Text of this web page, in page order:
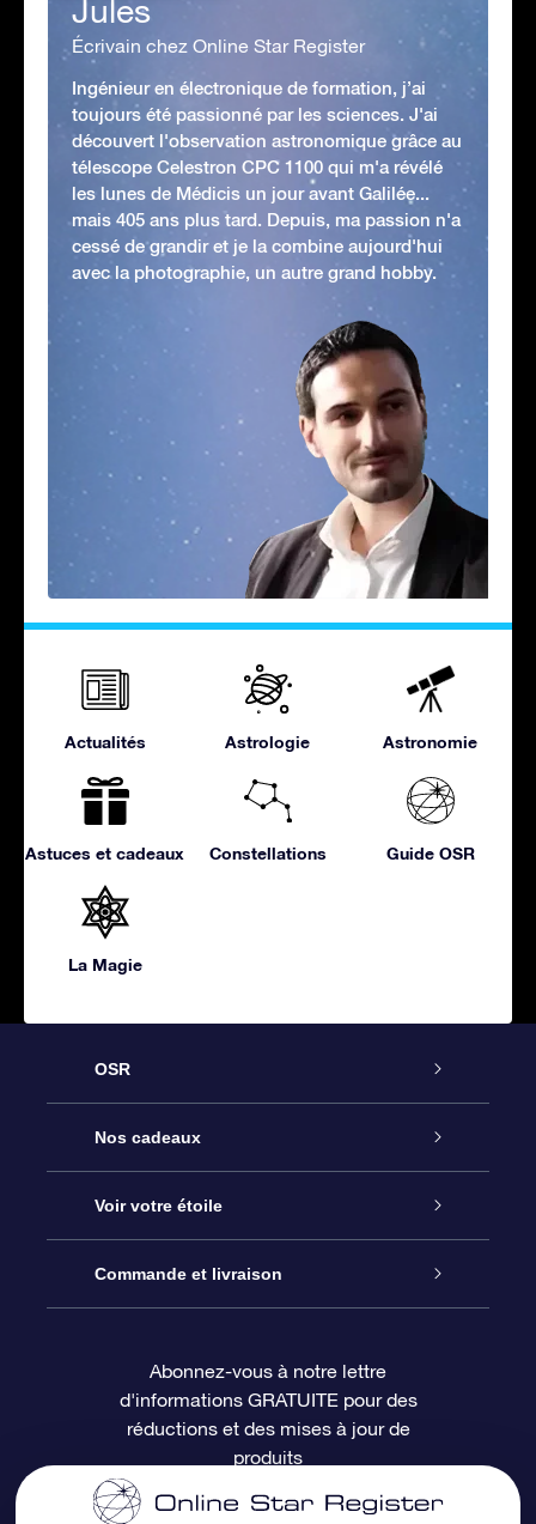
Jules
Écrivain chez Online Star Register
Ingénieur en électronique de formation, j’ai
toujours été passionné par les sciences. J'ai
découvert l'observation astronomique grâce au
télescope Celestron CPC 1100 qui m'a révélé
les lunes de Médicis un jour avant Galilée...
mais 405 ans plus tard. Depuis, ma passion n'a
cessé de grandir et je la combine aujourd'hui
avec la photographie, un autre grand hobby.
Actualités Astrologie Astronomie
Astuces et cadeaux Constellations Guide OSR
La Magie
OSR
Service
À propos de l’OSR
Nous contacter
Questions fréquemment posées
Revues
Nos cadeaux
Cadeau d’étoile en ligne
Coffret cadeau OSR
Carte cadeau OSR
Voir votre étoile
Registre des étoiles
Page d’accueil personnalisée
Commande et livraison
Informations de paiement
Informations d’expédition
Abonnez-vous à notre lettre
d'informations GRATUITE pour des
réductions et des mises à jour de
produits